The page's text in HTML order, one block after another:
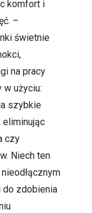
komfort i
–
świetnie
na pracy
w użyciu:
szybkie
czy
Niech ten
do zdobienia